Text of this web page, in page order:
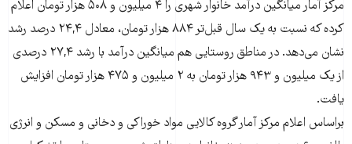
مرکز آمار میانگین درآمد خانوار شهری را ۴ میلیون و ۵۰۸ هزار تومان اعلام
کرده که نسبت به یک سال قبل‌تر ۸۸۴ هزار تومان، معادل ۲۴,۴ درصد رشد
نشان می‌دهد. در مناطق روستایی هم میانگین درآمد با رشد ۲۷,۴ درصدی
از یک میلیون و ۹۴۳ هزار تومان به ۲ میلیون و ۴۷۵ هزار تومان افزایش
یافت.
براساس اعلام مرکز آمار گروه کالایی مواد خوراکی و دخانی و مسکن و انرژی